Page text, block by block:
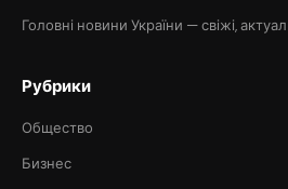
Головні новини України — свіжі,
Рубрики
Общество
Бизнес